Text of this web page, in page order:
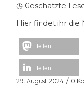
◷ Geschätzte
Hier findet ihr die
teilen
teilen
29. August 2024 / 0